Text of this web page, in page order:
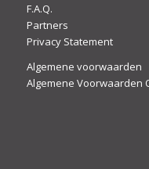
F.A.Q.
Partners
Privacy Statement
Algemene voorwaarden
Algemene Voorwaarden